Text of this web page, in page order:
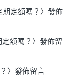
定額嗎？ 〉發佈
額嗎？ 〉發佈留
〉發佈留言